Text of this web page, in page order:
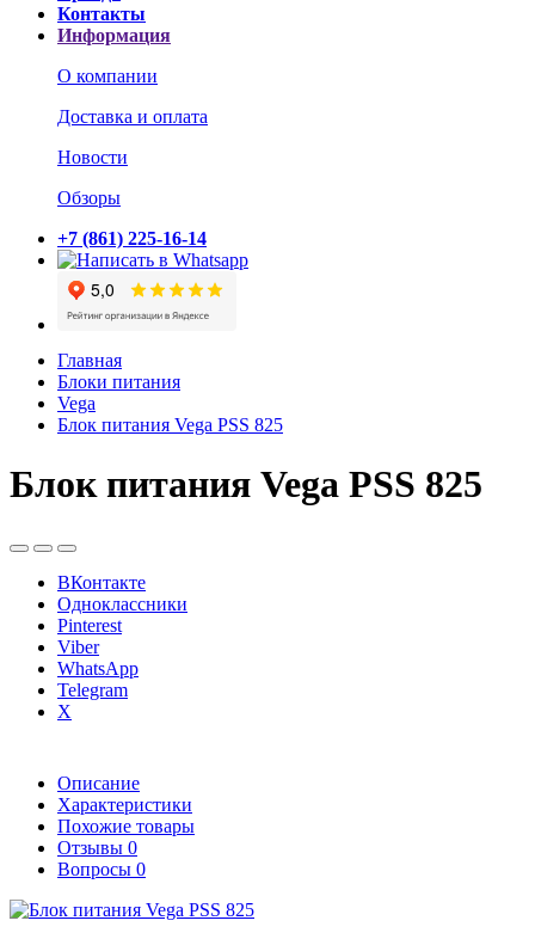
Контакты
Информация
О компании
Доставка и оплата
Новости
Обзоры
+7 (861) 225-16-14
Главная
Блоки питания
Vega
Блок питания Vega PSS 825
Блок питания Vega PSS 825
ВКонтакте
Одноклассники
Pinterest
Viber
WhatsApp
Telegram
X
Описание
Характеристики
Похожие товары
Отзывы 0
Вопросы 0